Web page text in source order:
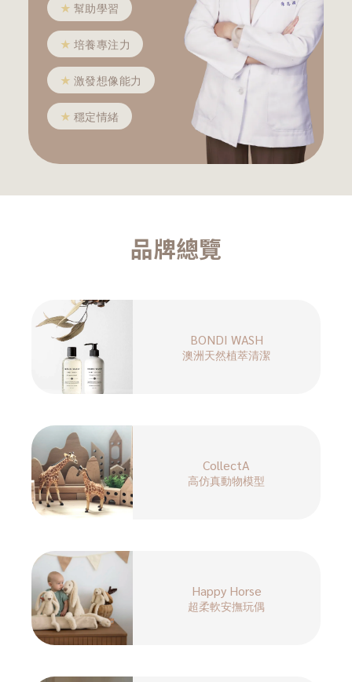
★ 幫助學習
★ 培養專注力
★ 激發想像能力
★ 穩定情緒
品牌總覽
BONDI WASH
澳洲天然植萃清潔
CollectA
高仿真動物模型
Happy Horse
超柔軟安撫玩偶